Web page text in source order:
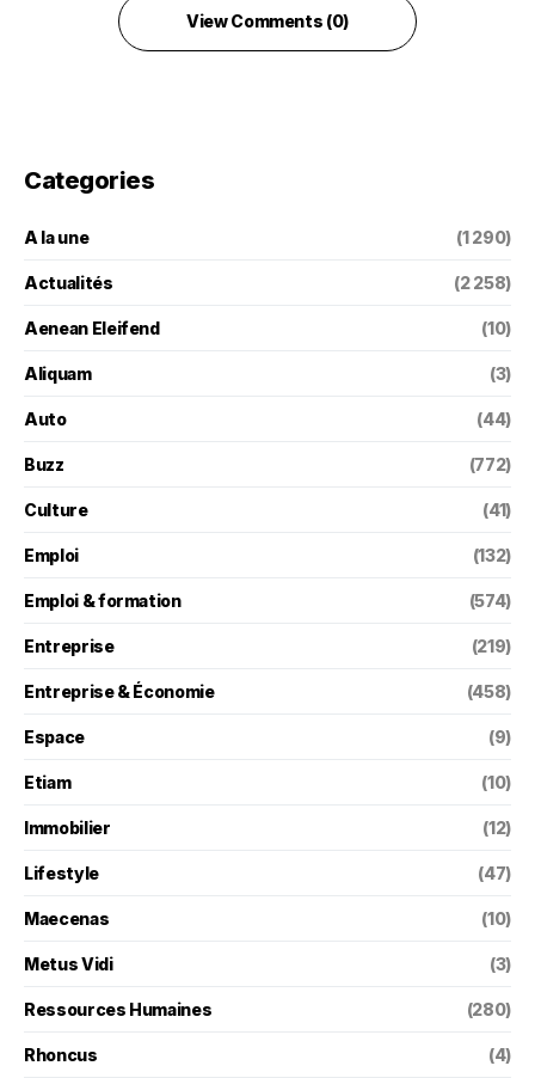
View Comments (0)
Categories
A la une (1 290)
Actualités (2 258)
Aenean Eleifend (10)
Aliquam (3)
Auto (44)
Buzz (772)
Culture (41)
Emploi (132)
Emploi & formation (574)
Entreprise (219)
Entreprise & Économie (458)
Espace (9)
Etiam (10)
Immobilier (12)
Lifestyle (47)
Maecenas (10)
Metus Vidi (3)
Ressources Humaines (280)
Rhoncus (4)